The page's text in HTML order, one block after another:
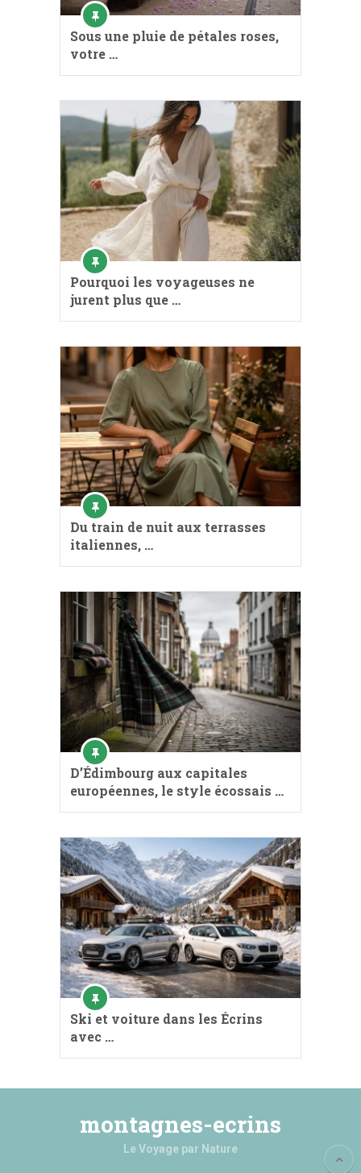
Sous une pluie de pétales roses,
votre …
Pourquoi les voyageuses ne
jurent plus que …
Du train de nuit aux terrasses
italiennes, …
D’Édimbourg aux capitales
européennes, le style écossais …
Ski et voiture dans les Écrins
avec …
montagnes-ecrins
Le Voyage par Nature